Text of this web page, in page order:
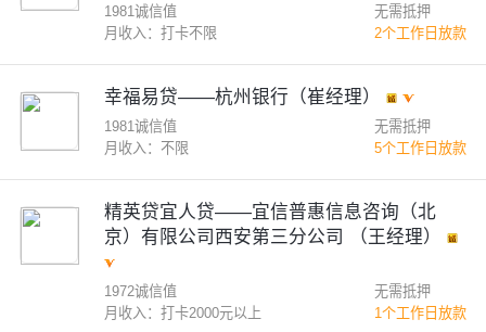
1981诚信值
月收入：打卡不限
无需抵押
2个工作日放款
幸福易贷——杭州银行（崔经理）
1981诚信值
月收入：不限
无需抵押
5个工作日放款
精英贷宜人贷——宜信普惠信息咨询（北
京）有限公司西安第三分公司 （王经理）
1972诚信值
月收入：打卡2000元以上
无需抵押
1个工作日放款